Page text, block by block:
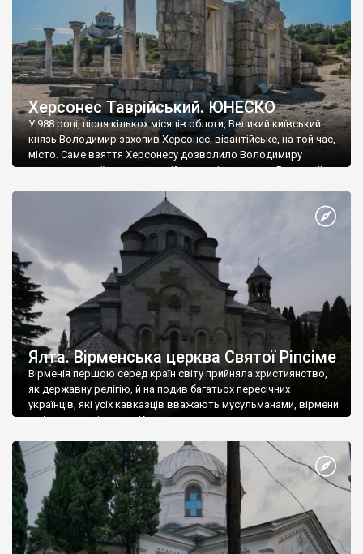
Херсонес Таврійський. ЮНЕСКО
У 988 році, після кількох місяців облоги, Великий київський
князь Володимир захопив Херсонес, візантійське, на той час,
місто. Саме взяття Херсонесу дозволило Володимиру
диктувати свої умови візантійському імператору Василю ІІ, та
Херсонесі Володимир-язичник, став Василем-християнином.
А потім було Хрещення Русі. На честь Херсонесу Таврійського
Ялта. Вірменська церква Святої Ріпсіме
Вірменія першою серед країн світу прийняла християнство,
як державну релігію, й на подив багатьох пересічних
українців, які усіх кавказців вважають мусульманами, вірмени
є відданими вірянами Христа